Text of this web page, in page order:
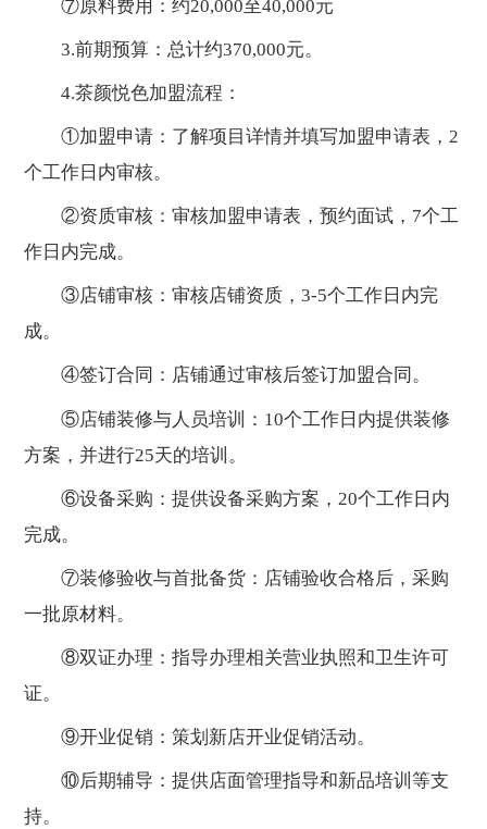
⑦原料费用：约20,000至40,000元
3.前期预算：总计约370,000元。
4.茶颜悦色加盟流程：
①加盟申请：了解项目详情并填写加盟申请表，2
个工作日内审核。
②资质审核：审核加盟申请表，预约面试，7个工
作日内完成。
③店铺审核：审核店铺资质，3-5个工作日内完
成。
④签订合同：店铺通过审核后签订加盟合同。
⑤店铺装修与人员培训：10个工作日内提供装修
方案，并进行25天的培训。
⑥设备采购：提供设备采购方案，20个工作日内
完成。
⑦装修验收与首批备货：店铺验收合格后，采购
一批原材料。
⑧双证办理：指导办理相关营业执照和卫生许可
证。
⑨开业促销：策划新店开业促销活动。
⑩后期辅导：提供店面管理指导和新品培训等支
持。